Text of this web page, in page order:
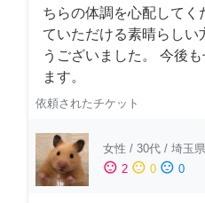
ちらの体調を心配してく
ていただける素晴らしい
うございました。 今後
ます。
依頼されたチケット
女性 / 30代 / 埼玉県
sentiment_satisfied 2 sentiment_neutral 0 sentiment_dissatisfied 0